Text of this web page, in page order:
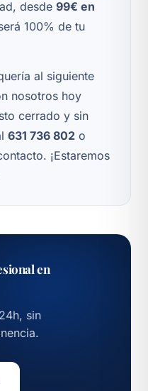
desde 99€ en
100% de tu
al siguiente
nosotros hoy
cerrado y sin
631 736 802 o
. ¡Estaremos
en
sin